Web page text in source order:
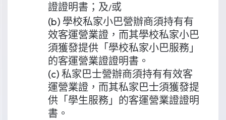
證證明書；及/或
(b) 學校私家小巴營辦商須持有有
效客運營業證，而其學校私家小巴
須獲發提供「學校私家小巴服務」
的客運營業證證明書。
(c) 私家巴士營辦商須持有有效客
運營業證，而其私家巴士須獲發提
供「學生服務」的客運營業證證明
書。